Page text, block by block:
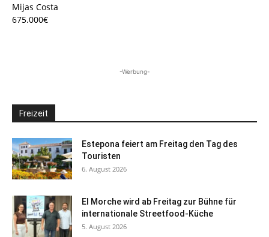
Mijas Costa
675.000€
-Werbung-
Freizeit
Estepona feiert am Freitag den Tag des
Touristen
6. August 2026
El Morche wird ab Freitag zur Bühne für
internationale Streetfood-Küche
5. August 2026